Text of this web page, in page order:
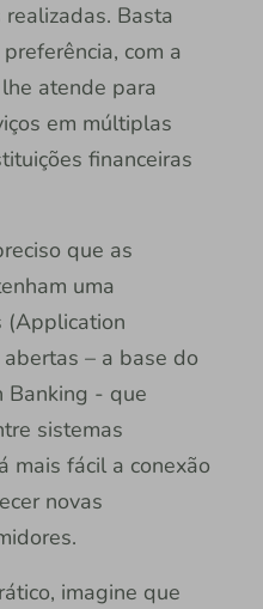
Basta
com a
atende para
em múltiplas
financeiras
que as
uma
(Application
– a base do
Banking - que
sistemas
mais fácil a conexão
novas
imagine que